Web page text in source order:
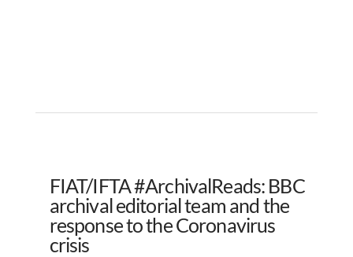
FIAT/IFTA #ArchivalReads: BBC
archival editorial team and the
response to the Coronavirus
crisis